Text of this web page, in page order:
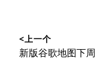
章
<上一个
上
新版谷歌地图下